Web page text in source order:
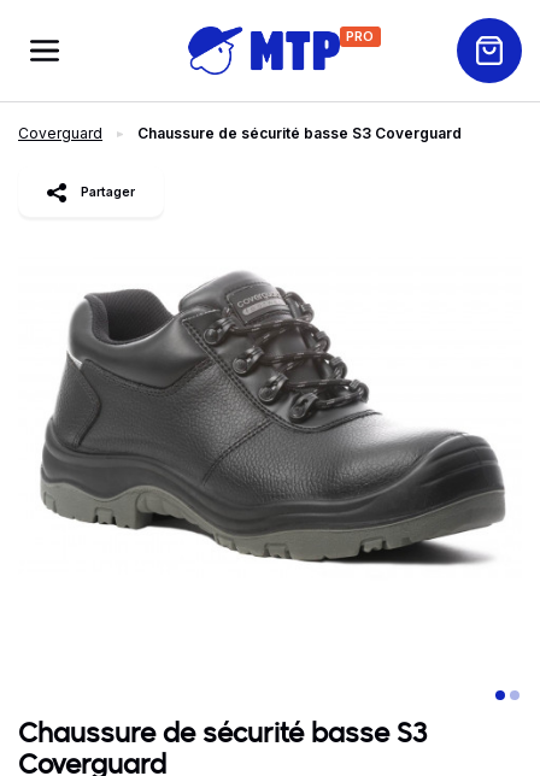
PRO
Coverguard Chaussure de sécurité basse S3 Coverguard
Chaussure de sécurité basse S3
Coverguard
Partager
slide1